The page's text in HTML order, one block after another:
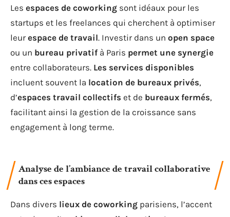
Les espaces de coworking sont idéaux pour les
startups et les freelances qui cherchent à optimiser
leurespace de travail. Investir dans un open space
ou un bureau privatifà Paris permet une synergie
entre collaborateurs. Les services disponibles
incluent souvent la location de bureaux privés,
d’espaces travail collectifs et de bureaux fermés,
facilitant ainsi la gestion de la croissance sans
engagement à long terme.
Analyse de l’ambiance de travail collaborative
dans ces espaces
Dans divers lieux de coworking parisiens, l’accent